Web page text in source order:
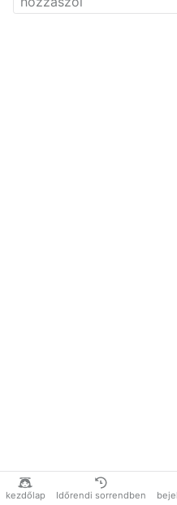
kezdőlap Időrendi sorrendben